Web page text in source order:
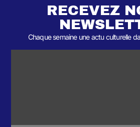
RECEVEZ
Chaque semaine une actu culturelle